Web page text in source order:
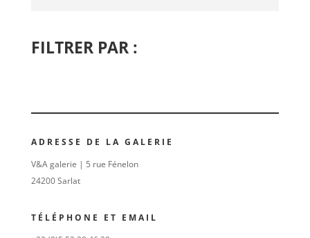
FILTRER PAR :
ADRESSE DE LA GALERIE
V&A galerie | 5 rue Fénelon
24200 Sarlat
TÉLÉPHONE ET EMAIL